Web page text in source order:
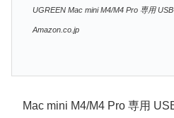
UGREEN Mac mini M4/M4 Pro 専用
Amazon.co.jp
Mac mini M4/M4 Pro 専用